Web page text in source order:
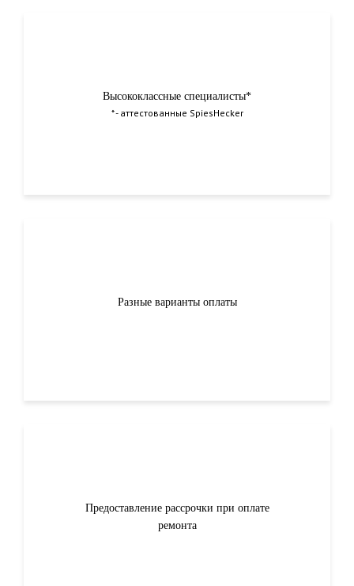
Высококлассные специалисты*
* - аттестованные SpiesHecker
Разные варианты оплаты
Предоставление рассрочки при оплате
ремонта